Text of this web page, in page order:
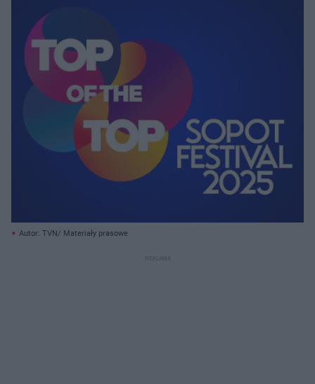
Autor: TVN/ Materiały prasowe